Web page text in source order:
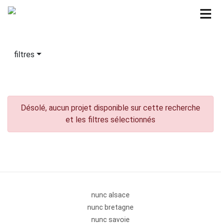
filtres
Désolé, aucun projet disponible sur cette recherche
et les filtres sélectionnés
nunc alsace
nunc bretagne
nunc savoie